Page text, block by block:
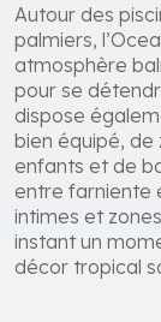
Autour des
palmiers,
atmosphère
pour se
dispose
bien équipé, de
enfants et de
entre farniente
intimes et
instant un
décor tropical